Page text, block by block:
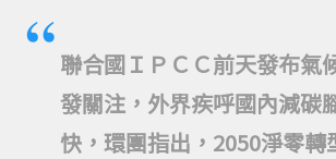
聯合國ＩＰＣＣ前天發布氣
發關注，外界疾呼國內減碳
快，環團指出，2050淨零轉